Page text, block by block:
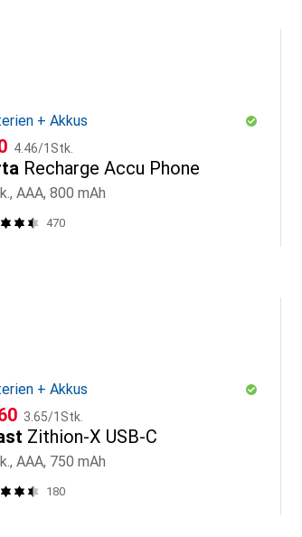
+ Akkus
CHF
4.46/1Stk.
Recharge Accu Phone
AAA, 800 mAh
470
+ Akkus
CHF
3.65/1Stk.
Zithion-X USB-C
AAA, 750 mAh
180